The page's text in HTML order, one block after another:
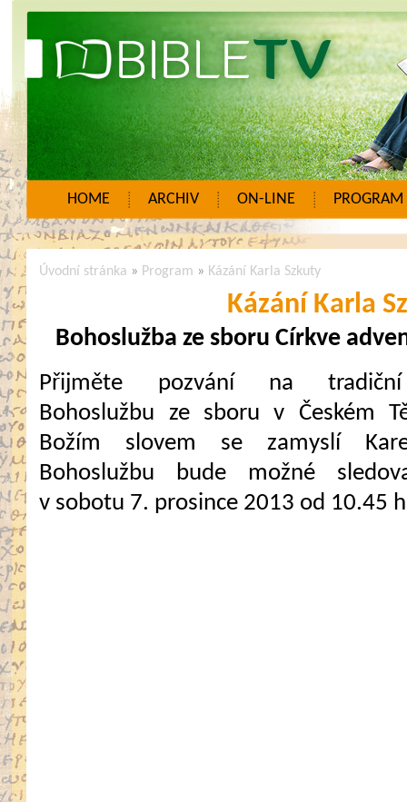
HOME ARCHIV ON-LINE PROGRAM
Úvodní stránka » Program » Kázání Karla Szkuty
Kázání Karla
Bohoslužba ze sboru Církve
Přijměte pozvání na
Bohoslužbu ze sboru v Českém
Božím slovem se zamyslí
Bohoslužbu bude možné
v sobotu 7. prosince 2013 od 10.45